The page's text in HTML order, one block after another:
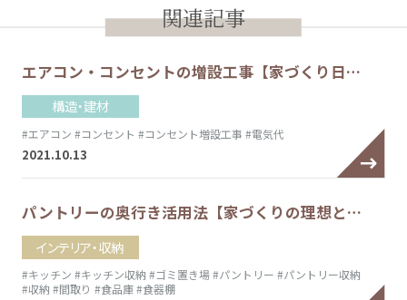
関連記事
エアコン・コンセントの増設工事【家づくり日…
構造・建材
#エアコン #コンセント #コンセント増設工事 #電気代
2021.10.13
パントリーの奥行き活用法【家づくりの理想と…
インテリア・収納
#キッチン #キッチン収納 #ゴミ置き場#パントリー #パントリー収納
#収納 #間取り #食品庫#食器棚